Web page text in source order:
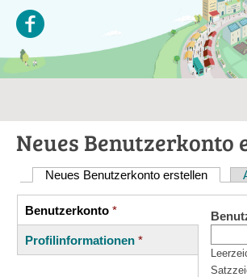
Neues Benutzerkonto
Haupt-
Reiter
Neues Benutzerkonto erstellen
Vertikale
Reiter
Benutzerkonto *
(aktiver
Reiter)
Profilinformationen *